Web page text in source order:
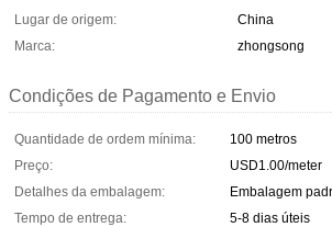
Lugar de origem:
China
Marca:
zhongsong
Condições de Pagamento e Envio
Quantidade de ordem mínima:
100 metros
Preço:
USD1.00/meter
Detalhes da embalagem:
Embalagem
Tempo de entrega:
5-8 dias úteis